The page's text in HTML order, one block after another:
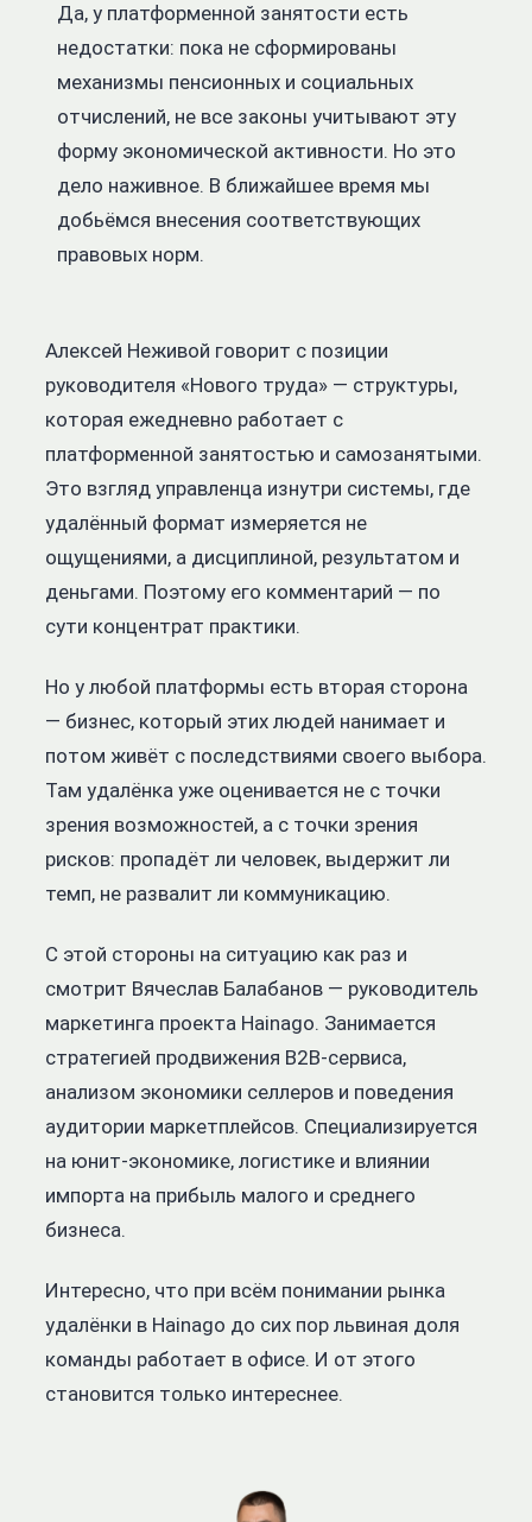
Да, у платформенной занятости есть
недостатки: пока не сформированы
механизмы пенсионных и социальных
отчислений, не все законы учитывают эту
форму экономической активности. Но это
дело наживное. В ближайшее время мы
добьёмся внесения соответствующих
правовых норм.
Алексей Неживой говорит с позиции
руководителя «Нового труда» — структуры,
которая ежедневно работает с
платформенной занятостью и самозанятыми.
Это взгляд управленца изнутри системы, где
удалённый формат измеряется не
ощущениями, а дисциплиной, результатом и
деньгами. Поэтому его комментарий — по
сути концентрат практики.
Но у любой платформы есть вторая сторона
— бизнес, который этих людей нанимает и
потом живёт с последствиями своего выбора.
Там удалёнка уже оценивается не с точки
зрения возможностей, а с точки зрения
рисков: пропадёт ли человек, выдержит ли
темп, не развалит ли коммуникацию.
С этой стороны на ситуацию как раз и
смотрит Вячеслав Балабанов— руководитель
маркетинга проекта Hainago. Занимается
стратегией продвижения B2B-сервиса,
анализом экономики селлеров и поведения
аудитории маркетплейсов. Специализируется
на юнит-экономике, логистике и влиянии
импорта на прибыль малого и среднего
бизнеса.
Интересно, что при всём понимании рынка
удалёнки в Hainago до сих пор львиная доля
команды работает в офисе. И от этого
становится только интереснее.